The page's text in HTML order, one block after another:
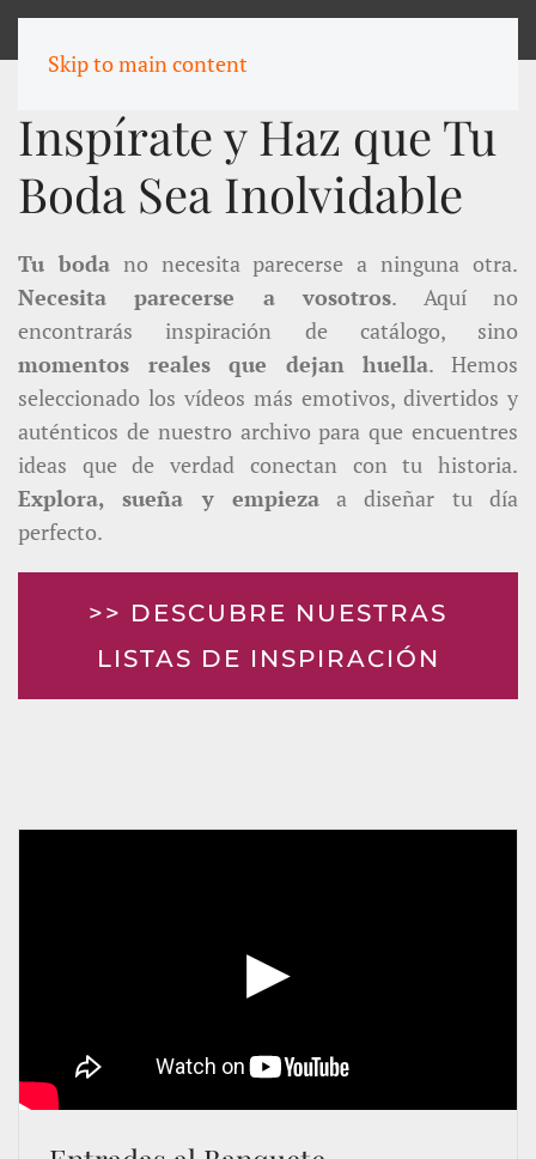
Skip to main content
Inspírate y Haz que Tu
Boda Sea Inolvidable
Tu bodano necesita parecerse a ninguna otra.
Necesita parecerse a vosotros. Aquí no
encontrarás inspiración de catálogo, sino
momentos reales que dejan huella. Hemos
seleccionado los vídeos más emotivos, divertidos y
auténticos de nuestro archivo para que encuentres
ideas que de verdad conectan con tu historia.
Explora, sueña y empiezaa diseñar tu día
perfecto.
>> DESCUBRE NUESTRAS
LISTAS DE INSPIRACIÓN